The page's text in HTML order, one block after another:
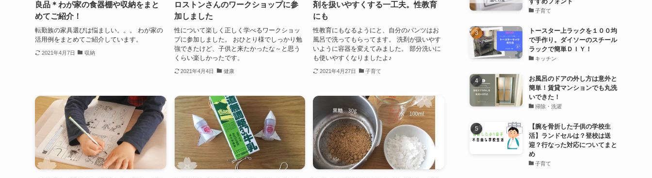
良品＊わが家の食器棚や収納をまと
めてご紹介！
転勤族の家具選びは悩ましい。。。 わが家の
活用例をまとめてご紹介しています。
2021年4月7日 収納
ロストンさんのワークショップに参
加しました
性について楽しく正しく学べるワークショッ
プに参加しました。 おひとり様でしっかり勉
強できたけど、子供と来たかったな～と思う
くらい楽しかったです。
2021年4月4日 健康
剤を扱いやすくする一工夫。性教育
にも
性教育にもなるようにと、自分のパンツはお
風呂で洗ってもらってます。 洗剤が扱いやす
いように容器を変えてみました。 部分洗いに
も使いやすくなりましたよ♪
2021年4月27日 子育て
子育て
トースター上ラックを１００均
で手作り。ダイソーのスチール
ラックで簡単ＤＩＹ！
キッチン
お風呂のドアの外し方は意外と
簡単！賃貸マンションでも丸洗
いできた！
掃除・洗濯
【腕を骨折した子供の学校生
活】ランドセルは？登校は送
迎？行なった対応についてまと
め
子育て